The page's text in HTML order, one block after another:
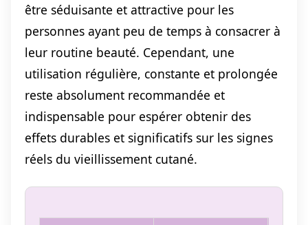
être séduisante et attractive pour les
personnes ayant peu de temps à consacrer à
leur routine beauté. Cependant, une
utilisation régulière, constante et prolongée
reste absolument recommandée et
indispensable pour espérer obtenir des
effets durables et significatifs sur les signes
réels du vieillissement cutané.